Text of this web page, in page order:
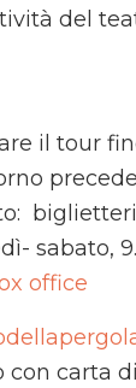
del
il tour
sabato,
office
carta